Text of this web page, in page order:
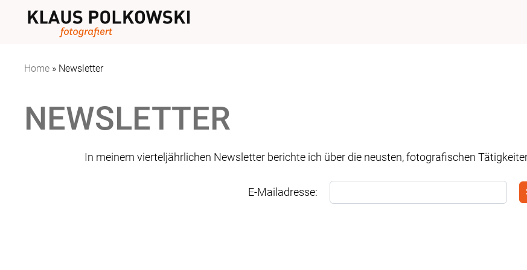
Home » Newsletter
NEWSLETTER
In meinem vierteljährlichen Newsletter berichte ich über die neusten, fotografischen
E-Mailadresse: